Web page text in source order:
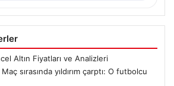
Altın Fiyatları ve Analizleri
sırasında yıldırım çarptı: O futbolcu